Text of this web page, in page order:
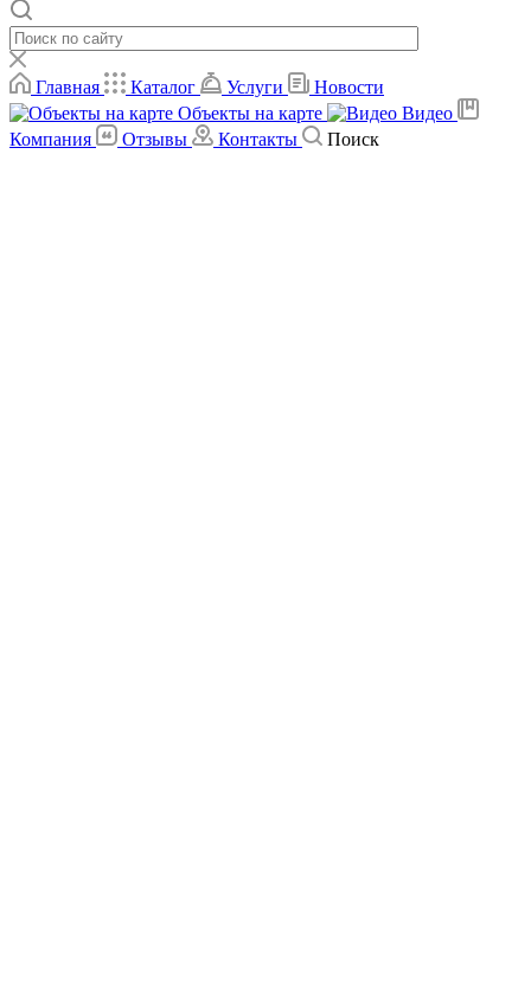
Главная Каталог Услуги
Новости
Объекты на карте
Видео
Компания
Отзывы Контакты Поиск